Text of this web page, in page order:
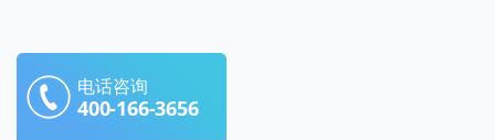
电话咨询
400-166-3656